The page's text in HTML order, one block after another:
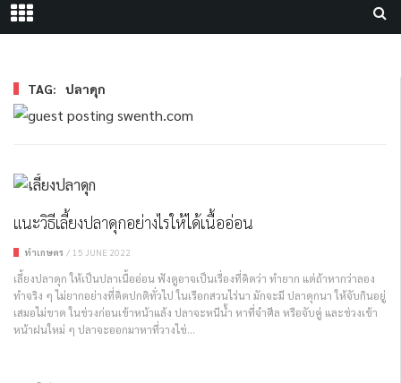
TAG: ปลาดุก
แนะวิธีเลี้ยงปลาดุกอย่างไรให้ได้เนื้ออ่อน
ทำเกษตร / 15 JUNE 2022
เลี้ยงปลาดุก ให้เป็นปลาเนื้ออ่อน ฟังดูอาจเป็นเรื่องที่คิดว่า ทำยาก แต่ถ้าหากว่าลอง
ทำจริง ๆ ไม่ยากอย่างที่คิดปกติทั่วไป ในเรือกสวนไร่นา มักจะมี ปลาดุกนา ให้จับกินอยู่
เสมอไม่ขาด ในช่วงก่อนเข้าหน้าแล้ง ปลาจะหนีน้ำ หาที่จำศีล หรือจับคู่ และช่วงเข้า
หน้าฝนใหม่ ๆ ปลาจะออกมาหาที่วางไข่...